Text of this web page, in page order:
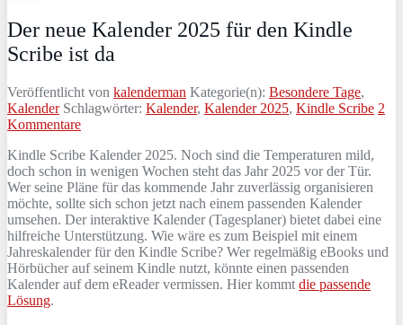
Der neue Kalender 2025 für den Kindle
Scribe ist da
Veröffentlicht von kalenderman Kategorie(n): Besondere Tage,
KalenderSchlagwörter: Kalender, Kalender 2025, Kindle Scribe 2
Kommentare
Kindle Scribe Kalender 2025. Noch sind die Temperaturen mild,
doch schon in wenigen Wochen steht das Jahr 2025 vor der Tür.
Wer seine Pläne für das kommende Jahr zuverlässig organisieren
möchte, sollte sich schon jetzt nach einem passenden Kalender
umsehen. Der interaktive Kalender (Tagesplaner) bietet dabei eine
hilfreiche Unterstützung. Wie wäre es zum Beispiel mit einem
Jahreskalender für den Kindle Scribe? Wer regelmäßig eBooks und
Hörbücher auf seinem Kindle nutzt, könnte einen passenden
Kalender auf dem eReader vermissen. Hier kommt die passende
Lösung.